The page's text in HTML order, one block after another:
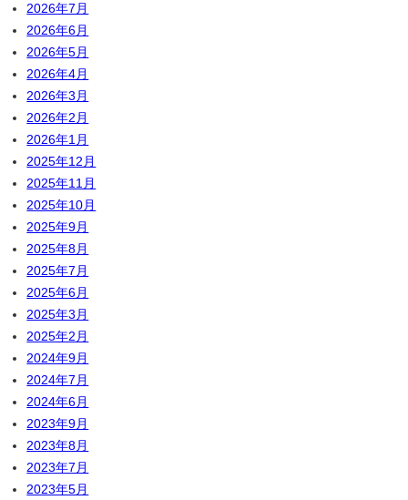
2026年7月
2026年6月
2026年5月
2026年4月
2026年3月
2026年2月
2026年1月
2025年12月
2025年11月
2025年10月
2025年9月
2025年8月
2025年7月
2025年6月
2025年3月
2025年2月
2024年9月
2024年7月
2024年6月
2023年9月
2023年8月
2023年7月
2023年5月